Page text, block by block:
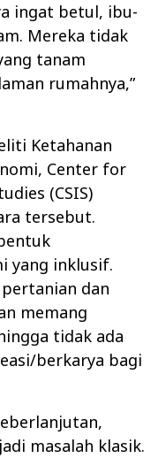
ingat betul, ibu-
Mereka tidak
tanam
rumahnya,”
Ketahanan
Center for
(CSIS)
tersebut.
yang inklusif.
dan
memang
tidak ada
berkarya bagi
masalah klasik.